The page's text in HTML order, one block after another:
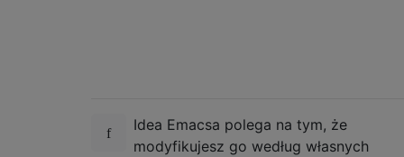
Idea Emacsa polega na tym, że
modyfikujesz go według własnych